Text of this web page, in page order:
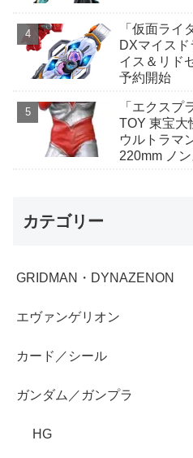
「仮面ラ
DXマイス
イス＆リド
予約開始
「エクスプ
TOY 東宝大
ウルトラマ
220mm ノ
カテゴリー
GRIDMAN・DYNAZENON
エヴァンゲリオン
カード／シール
ガンダム／ガンプラ
HG